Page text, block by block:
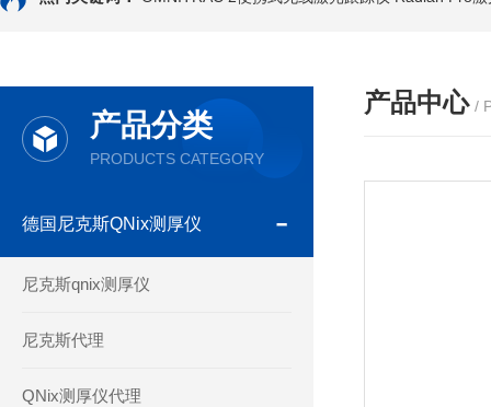
产品分类
PRODUCTS CATEGORY
德国尼克斯QNix测厚仪
尼克斯qnix测厚仪
尼克斯代理
QNix测厚仪代理
产品中心 /